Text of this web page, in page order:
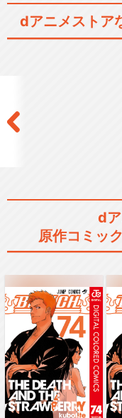
dアニメストア
d
原作コミッ